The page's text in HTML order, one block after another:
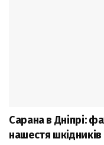
Сарана в Дніпрі:
нашестя шкідників